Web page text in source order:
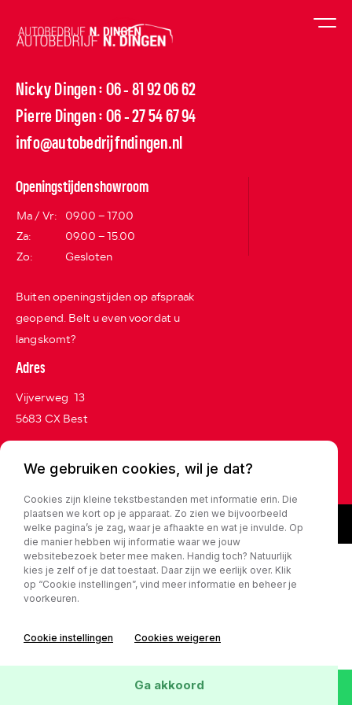
Nicky Dingen : 06 - 81 92 06 62
Pierre Dingen : 06 - 27 54 67 94
info@autobedrijfndingen.nl
Openingstijden showroom
Ma / Vr: 09.00 – 17.00
Za:
09.00 – 15.00
Zo:
Gesloten
Buiten openingstijden op afspraak
geopend. Belt u even voordat u
langskomt?
Adres
Vijverweg 13
5683 CX Best
Privacy policy
We gebruiken cookies, wil je dat?
Cookies zijn kleine tekstbestanden met informatie erin. Die
plaatsen we kort op je apparaat. Zo zien we bijvoorbeeld
welke pagina’s je zag, waar je afhaakte en wat je invulde. Op
die manier hebben wij informatie waar we jouw
websitebezoek beter mee maken. Handig toch? Natuurlijk
kies je zelf of je dat toestaat. Daar zijn we eerlijk over. Klik
op “Cookie instellingen”, vind meer informatie en beheer je
voorkeuren.
Cookie instellingen Cookies weigeren
Ga akkoord